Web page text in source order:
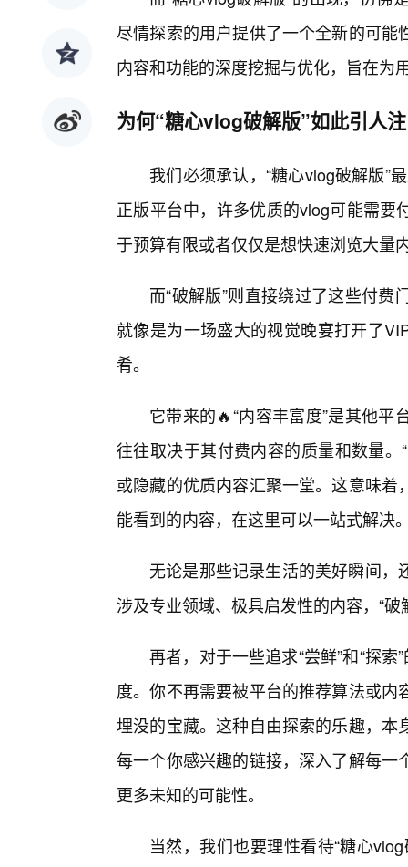
尽情探索的用户提供了一个全新的可
内容和功能的深度挖掘与优化，旨在为
为何“糖心vlog破解版”如此引人
我们必须承认，“糖心vlog破解版”
正版平台中，许多优质的vlog可能需要
于预算有限或者仅仅是想快速浏览大量
而“破解版”则直接绕过了这些付
就像是为一场盛大的视觉晚宴打开了
肴。
它带来的🔥“内容丰富度”是其他
往往取决于其付费内容的质量和数量
或隐藏的优质内容汇聚一堂。这意味
能看到的内容，在这里可以一站式解决
无论是那些记录生活的美好瞬间
涉及专业领域、极具启发性的内容，“
再者，对于一些追求“尝鲜”和“探
度。你不再需要被平台的推荐算法或
埋没的宝藏。这种自由探索的乐趣，
每一个你感兴趣的链接，深入了解每
更多未知的可能性。
当然，我们也要理性看待“糖心